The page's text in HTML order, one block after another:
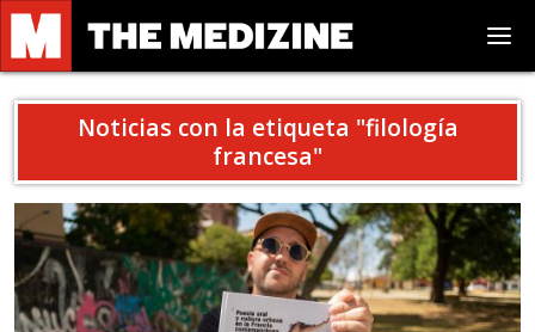
Noticias con la etiqueta "filología
francesa"